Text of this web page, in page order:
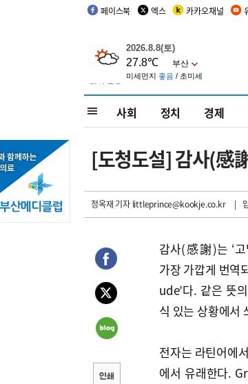
페이스북 엑스 카카오채널
사회 정치 경제
[도청도설] 감사(感
정옥재 기자littleprince@kookje.co.kr |
감사(感謝)는 ‘고
가장 가깝게 번역
ude’다. 같은 뜻
식 있는 상황에서
전자는 라틴어에
에서 유래한다.